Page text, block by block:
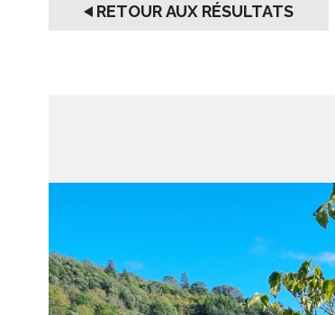
RETOUR AUX RÉSULTATS